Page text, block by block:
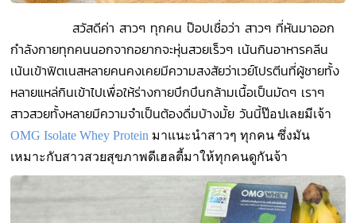
สวัสดีค่า สาวๆ ทุกคน ป๊อปเชื่อว่า สาวๆ ที่หันมาออก
กำลังกายทุกคนนอกจากอยากจะหุ่นสวยเร็วๆ เน้นกินอาหารคลีน
เน้นเข้าฟิตเนสหลายคนคงเคยมีความสงสัยว่าเวย์โปรตีนที่ผู้ชายทั้ง
หลายแหล่กินเข้าไปเพื่อให้ร่างกายบึกบึนกล้ามเนื้อเป็นมัดๆ เราๆ
สาวสวยทั้งหลายมีความจำเป็นต้องดื่มบ้างมั้ย วันนี้ป๊อปเลยมีเจ้า
OMG Isolate Whey Protein มาแนะนำสาวๆ ทุกคน ซึ่งมัน
เหมาะกับสาวสวยสุขภาพดีเฮลตี้มาให้ทุกคนดูกันจ้า